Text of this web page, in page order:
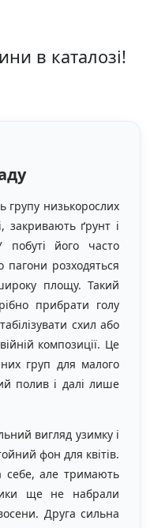
в каталозі!
групу низькорослих
закривають ґрунт і
його часто
пагони розходяться
площу. Такий
прибрати голу
схил або
композиції. Це
груп для малого
полив і далі лише
вигляд узимку і
фон для квітів.
себе, але тримають
ще не набрали
Друга сильна